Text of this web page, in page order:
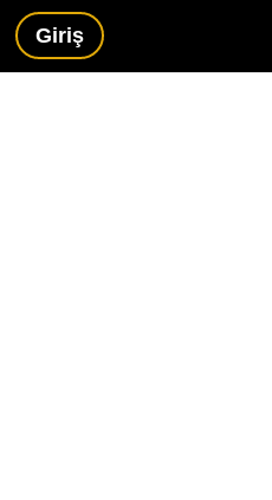
Giriş